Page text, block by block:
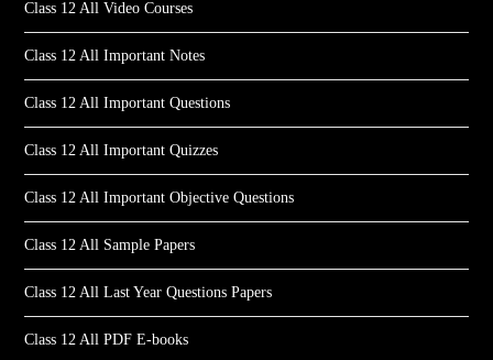
Class 12 All Video Courses
Class 12 All Important Notes
Class 12 All Important Questions
Class 12 All Important Quizzes
Class 12 All Important Objective Questions
Class 12 All Sample Papers
Class 12 All Last Year Questions Papers
Class 12 All PDF E-books